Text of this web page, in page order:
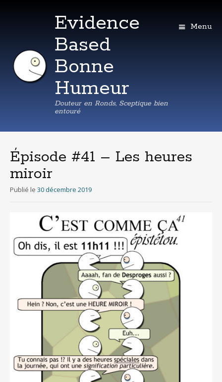
Evidence
Based
Bonne
Humeur
Douteur en Ronds, Sceptique bien
entouré
Menu
contenu
principal
Épisode #41 – Les heures
miroir
Publié le 30 décembre 2019